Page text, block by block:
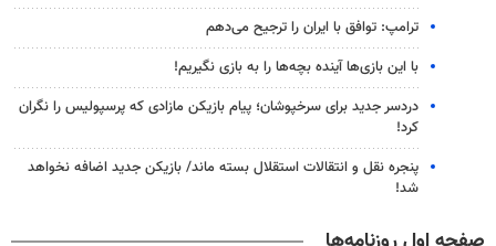
ترامپ: توافق با ایران را ترجیح می‌دهم
با این بازی‌ها آینده بچه‌ها را به بازی نگیریم!
دردسر جدید برای سرخپوشان؛ پیام بازیکن مازادی که پرسپولیس را نگران
کرد!
پنجره‌ نقل و انتقالات استقلال بسته ماند/ بازیکن جدید اضافه نخواهد
شد!